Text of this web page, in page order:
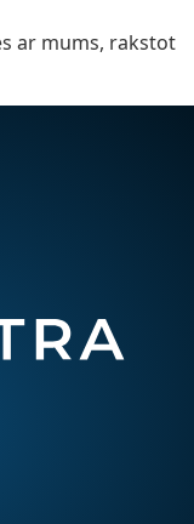
ar mums, rakstot